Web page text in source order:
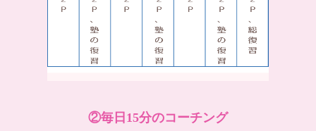
②毎日15分のコーチング